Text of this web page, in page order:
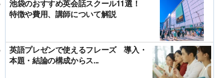
池袋のおすすめ英会話スクール11選！
特徴や費用、講師について解説
英語プレゼンで使えるフレーズ 導入・
本題・結論の構成からス...